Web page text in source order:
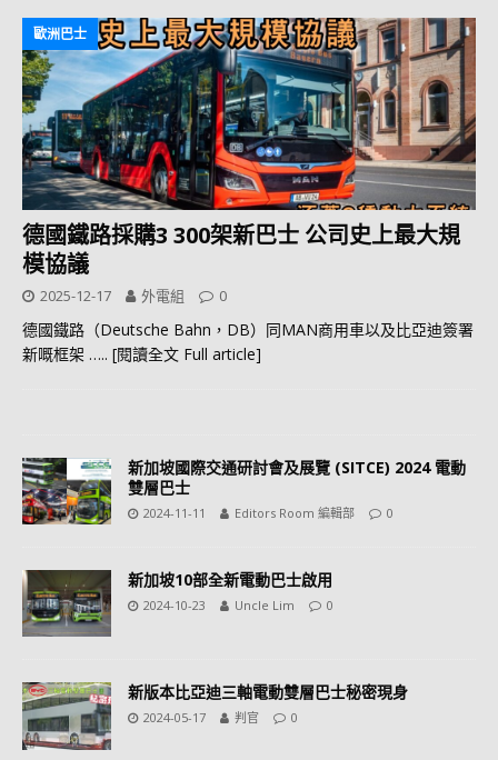
歐洲巴士
德國鐵路採購3 300架新巴士 公司史上最大規
模協議
2025-12-17 外電組 0
德國鐵路（Deutsche Bahn，DB）同MAN商用車以及比亞迪簽署
新嘅框架 ….. [閱讀全文 Full article]
新加坡國際交通研討會及展覽 (SITCE) 2024 電動
雙層巴士
2024-11-11 Editors Room 編輯部 0
新加坡10部全新電動巴士啟用
2024-10-23 Uncle Lim 0
新版本比亞迪三軸電動雙層巴士秘密現身
2024-05-17 判官 0